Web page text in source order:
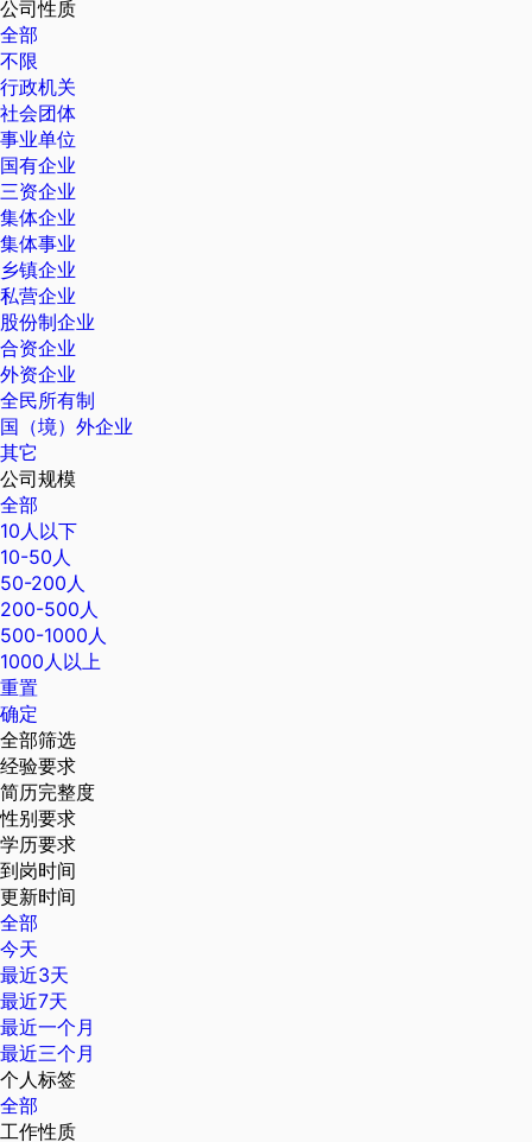
公司性质
全部
不限
行政机关
社会团体
事业单位
国有企业
三资企业
集体企业
集体事业
乡镇企业
私营企业
股份制企业
合资企业
外资企业
全民所有制
国（境）外企业
其它
公司规模
全部
10人以下
10-50人
50-200人
200-500人
500-1000人
1000人以上
重置
确定
全部筛选
经验要求
简历完整度
性别要求
学历要求
到岗时间
更新时间
全部
今天
最近3天
最近7天
最近一个月
最近三个月
个人标签
全部
工作性质